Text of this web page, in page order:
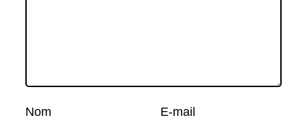
Nom E-mail